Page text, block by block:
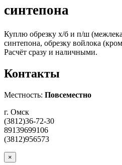
синтепона
Куплю обрезку х/б и п/ш
синтепона, обрезку войлока
Расчёт сразу и наличными.
Контакты
Местность: Повсеместно
г. Омск
(3812)36-72-30
89139699106
(3812)956573
×